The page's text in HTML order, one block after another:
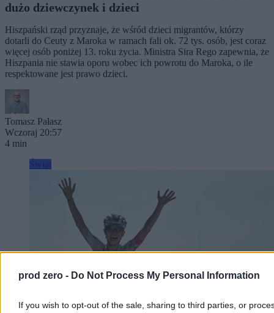
prod zero - Do Not Process My Personal Information
If you wish to opt-out of the sale, sharing to third parties, or
dużo dziewczynek i dzieci
Hiszpański rząd przyznaje, że wśród dzieci migrantów, którzy
dotarli do Ceuty z Maroka w ramach fali ok. 72 tys. osób, jest coraz
więcej osób poniżej 13. roku życia. Ministra Sira Rego zapewnia, że
Hiszpania nie stawia oporu wobec ich powrotu do Maroka, o ile
respektowane jest prawo dzieci.
Tomasz Pałasz
Wczoraj 20:57
4 min